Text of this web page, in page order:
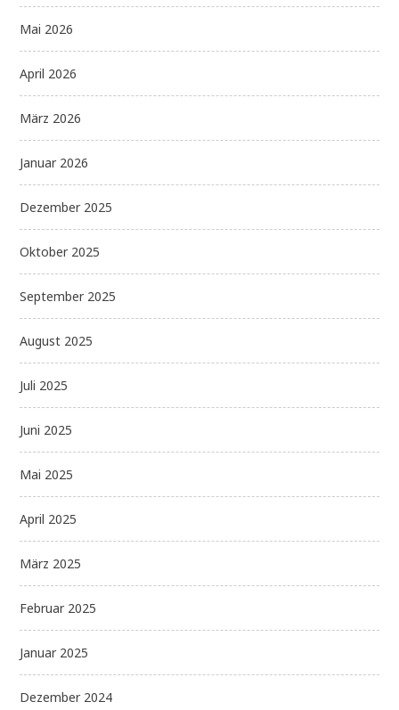
Mai 2026
April 2026
März 2026
Januar 2026
Dezember 2025
Oktober 2025
September 2025
August 2025
Juli 2025
Juni 2025
Mai 2025
April 2025
März 2025
Februar 2025
Januar 2025
Dezember 2024